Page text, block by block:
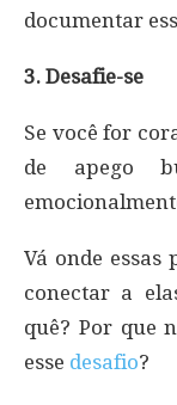
documentar
3. Desafie-se
Se você for
de apego
Vá onde essas
conectar a
quê? Por que
esse desafio?